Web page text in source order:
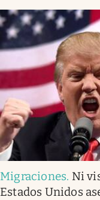
Migraciones. Ni
Estados Unidos